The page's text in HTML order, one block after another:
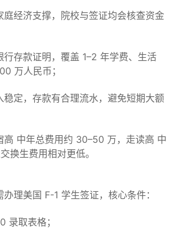
庭经济支撑，院校与签证均会核查资金
行存款证明，覆盖 1–2 年学费、生活
万人民币；
稳定，存款有合理流水，避免短期大额
高 中年总费用约 30–50 万，走读高 中
换生费用相对更低。
理美国 F-1 学生签证，核心条件：
录取表格；